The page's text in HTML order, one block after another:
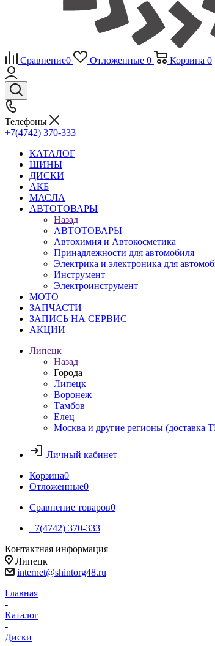
Сравнение0 Отложенные 0 Корзина 0
Телефоны
+7(4742) 370-333
КАТАЛОГ
ШИНЫ
ДИСКИ
АКБ
МАСЛА
АВТОТОВАРЫ
Назад
АВТОТОВАРЫ
Автохимия и Автокосметика
Принадлежности для автомобиля
Электрика и электроника для
Инструмент
Электроинструмент
МОТО
ЗАПЧАСТИ
ЗАПИСЬ НА СЕРВИС
АКЦИИ
Липецк
Назад
Города
Липецк
Воронеж
Тамбов
Елец
Москва и другие регионы (доставка
Личный кабинет
Корзина0
Отложенные0
Сравнение товаров0
+7(4742) 370-333
Контактная информация
Липецк
internet@shintorg48.ru
Главная
-
Каталог
-
Диски